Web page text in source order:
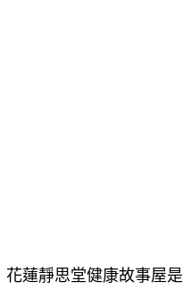
花蓮靜思堂健康故事屋